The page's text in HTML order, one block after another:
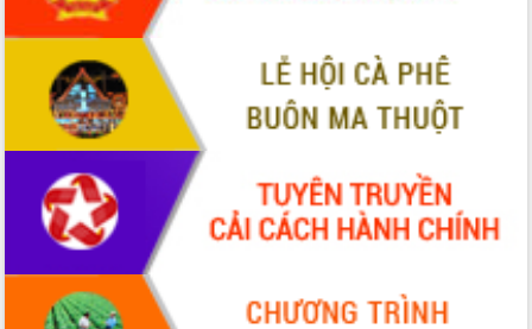
Hội thảo góp ý hồ sơ điều chỉnh quy
hoạch tỉnh Đắk Lắk thời kỳ 2021-2030,
tầm nhìn đến năm 2050
Nâng cao hiệu quả hoạt động của các
doanh nghiệp nhà nước
Hội nghị triển khai kết nối mạng
truyền số liệu chuyên dùng phục vụ cơ
quan Đảng, Nhà nước
Lễ phát động chuỗi hoạt động chung
tay làm sạch môi trường
Xã Ea Kar bước chuyển mình trong
công tác cải cách hành chính mô hình
mới